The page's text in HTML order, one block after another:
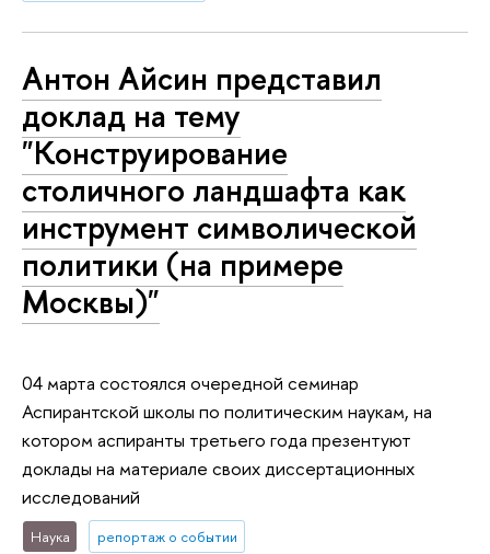
Антон Айсин представил
доклад на тему
"Конструирование
столичного ландшафта как
инструмент символической
политики (на примере
Москвы)"
04 марта состоялся очередной семинар
Аспирантской школы по политическим наукам, на
котором аспиранты третьего года презентуют
доклады на материале своих диссертационных
исследований
Наука репортаж о событии